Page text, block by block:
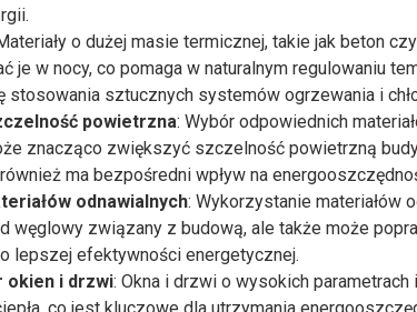
o dużej masie termicznej, takie jak beton
je w nocy, co pomaga w naturalnym regulowaniu
stosowania sztucznych systemów ogrzewania i
powietrzna: Wybór odpowiednich
znacząco zwiększyć szczelność powietrzną
ma bezpośredni wpływ na
odnawialnych: Wykorzystanie materiałów
węglowy związany z budową, ale także może
lepszej efektywności energetycznej.
okien i drzwi: Okna i drzwi o wysokich